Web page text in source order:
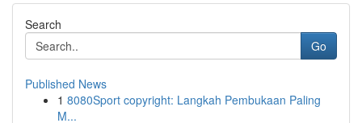
Search
Go
Published News
1 8080Sport copyright: Langkah Pembukaan Paling
M...